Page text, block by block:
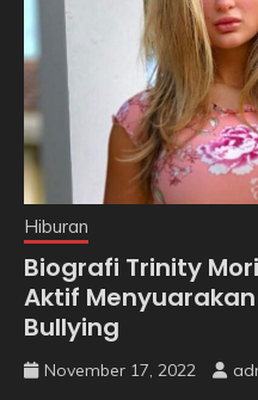
Hiburan
Biografi Trinity
Aktif
Bullying
November 17, 2022